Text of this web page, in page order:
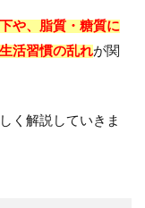
や、脂質・糖質に
活習慣の乱れが関
く解説していきま